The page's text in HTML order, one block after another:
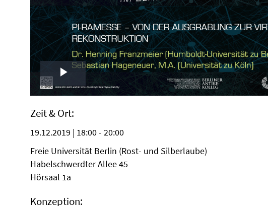
Play
Video
Zeit & Ort:
19.12.2019 | 18:00 - 20:00
Freie Universität Berlin (Rost- und Silberlaube)
Habelschwerdter Allee 45
Hörsaal 1a
Konzeption: